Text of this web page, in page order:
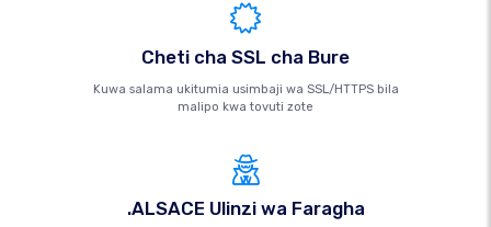
Cheti cha SSL cha Bure
Kuwa salama ukitumia usimbaji wa SSL/HTTPS bila
malipo kwa tovuti zote
.ALSACE Ulinzi wa Faragha